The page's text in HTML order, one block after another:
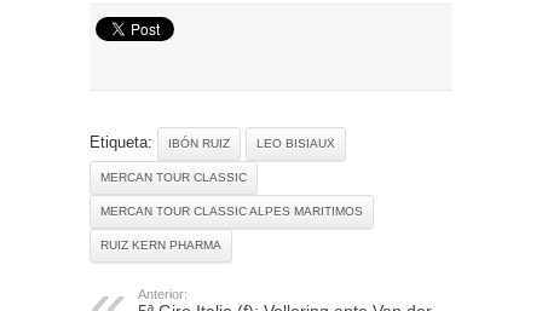
Etiqueta: IBÓN RUIZ LEO BISIAUX
MERCAN TOUR CLASSIC
MERCAN TOUR CLASSIC ALPES MARITIMOS
RUIZ KERN PHARMA
Anterior: